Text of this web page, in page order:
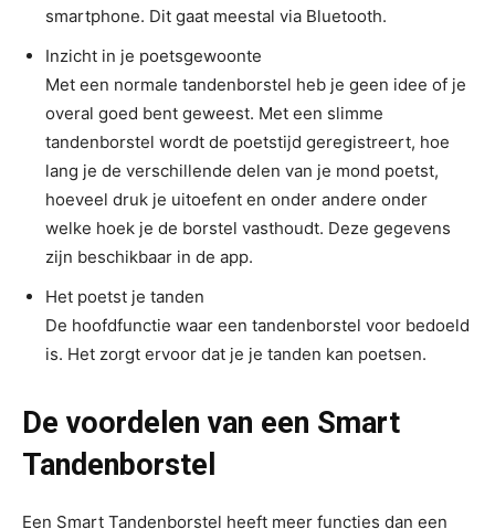
smartphone. Dit gaat meestal via Bluetooth.
Inzicht in je poetsgewoonte
Met een normale tandenborstel heb je geen idee of je
overal goed bent geweest. Met een slimme
tandenborstel wordt de poetstijd geregistreert, hoe
lang je de verschillende delen van je mond poetst,
hoeveel druk je uitoefent en onder andere onder
welke hoek je de borstel vasthoudt. Deze gegevens
zijn beschikbaar in de app.
Het poetst je tanden
De hoofdfunctie waar een tandenborstel voor bedoeld
is. Het zorgt ervoor dat je je tanden kan poetsen.
De voordelen van een Smart
Tandenborstel
Een Smart Tandenborstel heeft meer functies dan een